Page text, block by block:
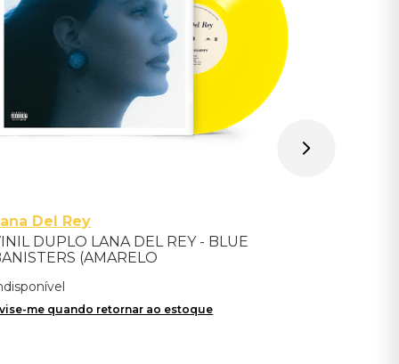
Del Rey
DUPLO LANA DEL REY - BLUE
(AMARELO
me quando retornar ao estoque